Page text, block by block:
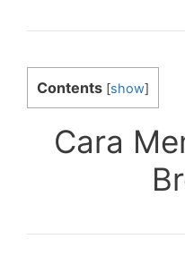
Contents [show]
Cara